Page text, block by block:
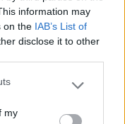
information may
on the IAB’s List of
disclose it to other
or more Google
You may click to
my
di
d'avviamento,
di iniezione, al